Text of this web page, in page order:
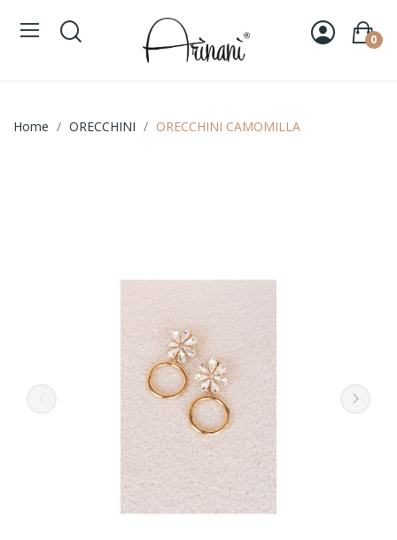
0
Home ORECCHINI ORECCHINI CAMOMILLA